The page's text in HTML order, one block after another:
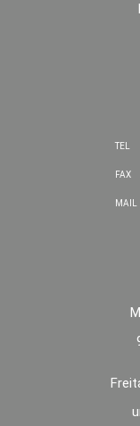
TEL
FAX
MAIL